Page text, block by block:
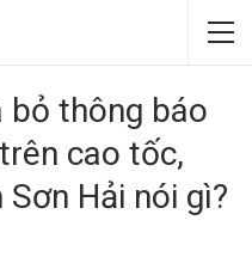
bỏ thông báo
cao tốc,
Hải nói gì?